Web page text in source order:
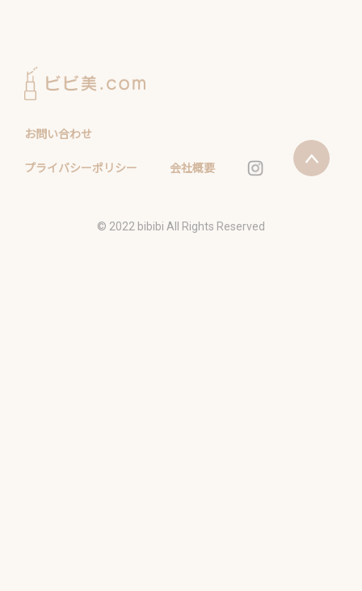
お問い合わせ
プライバシーポリシー 会社概要
©️ 2022 bibibi All Rights Reserved